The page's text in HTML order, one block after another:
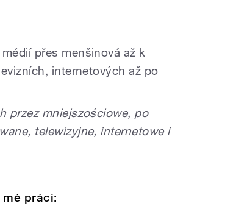
přes menšinová až k
internetových až po
przez mniejszościowe, po
telewizyjne, internetowe i
práci: